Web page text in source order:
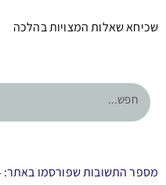
שכיחא שאלות המצויות בהלכה
מספר התשובות שפורסמו באתר: 3514